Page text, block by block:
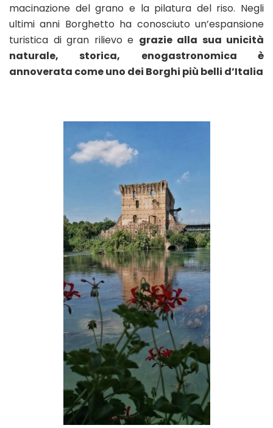
macinazione del grano e la pilatura del riso. Negli
ultimi anni Borghetto ha conosciuto un’espansione
turistica di gran rilievo e grazie alla sua unicità
naturale, storica, enogastronomica è
annoverata come uno dei Borghi più belli d’Italia